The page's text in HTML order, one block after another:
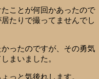
ことが何回かあったので
たりで撮ってませんでし
ったのですが、その勇気
まいました。
っと気後れします。